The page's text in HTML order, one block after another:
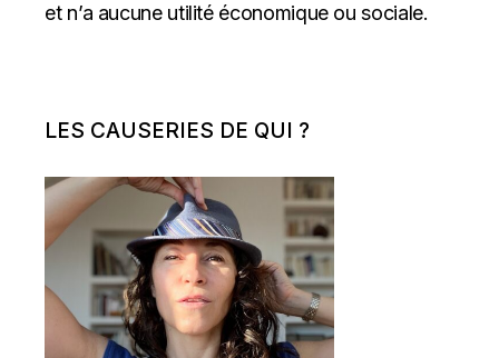
et n’a aucune utilité économique ou sociale.
LES CAUSERIES DE QUI ?